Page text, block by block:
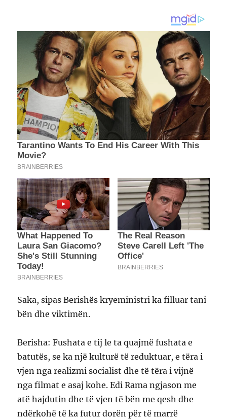
Saka, sipas Berishës kryeministri ka filluar tani
bën dhe viktimën.
Berisha: Fushata e tij le ta quajmë fushata e
batutës, se ka një kulturë të reduktuar, e tëra i
vjen nga realizmi socialist dhe të tëra i vijnë
nga filmat e asaj kohe. Edi Rama ngjason me
atë hajdutin dhe të vjen të bën me qesh dhe
ndërkohë të ka futur dorën për të marrë